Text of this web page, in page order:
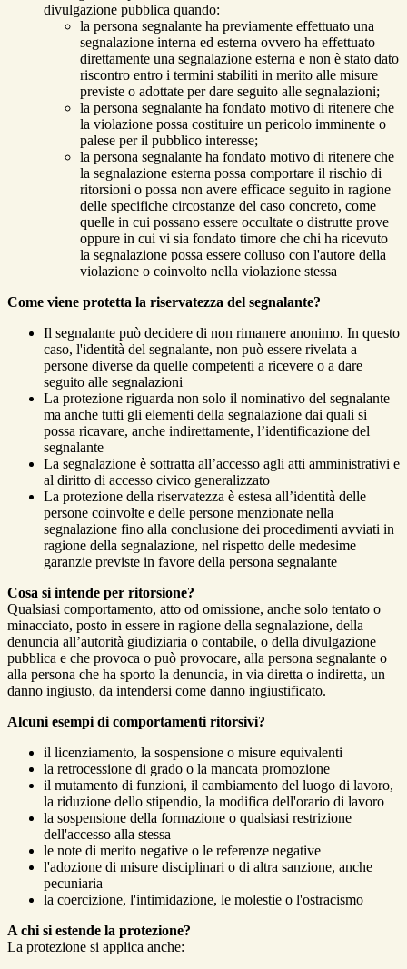
divulgazione pubblica quando:
la persona segnalante ha previamente effettuato una
segnalazione interna ed esterna ovvero ha effettuato
direttamente una segnalazione esterna e non è stato dato
riscontro entro i termini stabiliti in merito alle misure
previste o adottate per dare seguito alle segnalazioni;
la persona segnalante ha fondato motivo di ritenere che
la violazione possa costituire un pericolo imminente o
palese per il pubblico interesse;
la persona segnalante ha fondato motivo di ritenere che
la segnalazione esterna possa comportare il rischio di
ritorsioni o possa non avere efficace seguito in ragione
delle specifiche circostanze del caso concreto, come
quelle in cui possano essere occultate o distrutte prove
oppure in cui vi sia fondato timore che chi ha ricevuto
la segnalazione possa essere colluso con l'autore della
violazione o coinvolto nella violazione stessa
Come viene protetta la riservatezza del segnalante?
Il segnalante può decidere di non rimanere anonimo. In questo
caso, l'identità del segnalante, non può essere rivelata a
persone diverse da quelle competenti a ricevere o a dare
seguito alle segnalazioni
La protezione riguarda non solo il nominativo del segnalante
ma anche tutti gli elementi della segnalazione dai quali si
possa ricavare, anche indirettamente, l’identificazione del
segnalante
La segnalazione è sottratta all’accesso agli atti amministrativi e
al diritto di accesso civico generalizzato
La protezione della riservatezza è estesa all’identità delle
persone coinvolte e delle persone menzionate nella
segnalazione fino alla conclusione dei procedimenti avviati in
ragione della segnalazione, nel rispetto delle medesime
garanzie previste in favore della persona segnalante
Cosa si intende per ritorsione?
Qualsiasi comportamento, atto od omissione, anche solo tentato o
minacciato, posto in essere in ragione della segnalazione, della
denuncia all’autorità giudiziaria o contabile, o della divulgazione
pubblica e che provoca o può provocare, alla persona segnalante o
alla persona che ha sporto la denuncia, in via diretta o indiretta, un
danno ingiusto, da intendersi come danno ingiustificato.
Alcuni esempi di comportamenti ritorsivi?
il licenziamento, la sospensione o misure equivalenti
la retrocessione di grado o la mancata promozione
il mutamento di funzioni, il cambiamento del luogo di lavoro,
la riduzione dello stipendio, la modifica dell'orario di lavoro
la sospensione della formazione o qualsiasi restrizione
dell'accesso alla stessa
le note di merito negative o le referenze negative
l'adozione di misure disciplinari o di altra sanzione, anche
pecuniaria
la coercizione, l'intimidazione, le molestie o l'ostracismo
A chi si estende la protezione?
La protezione si applica anche: